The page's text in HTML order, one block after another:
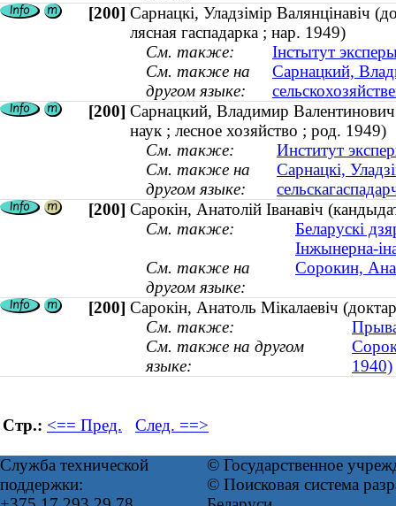
[200] Сарнацкі, Уладзімір Валянцінавіч
лясная гаспадарка ; нар. 1949)
См. также:
Інстытут
См. также на
другом языке:
Сарнацкий,
[200] Сарнацкий, Владимир Валентинович
наук ; лесное хозяйство ; род. 1949)
См. также:
Институт
См. также на
другом языке:
Сарнацкі,
[200] Сарокін, Анатолій Іванавіч
См. также:
Беларускі
Інжынерна-
См. также на
другом языке:
Сорокин,
[200] Сарокін, Анатоль Мікалаевіч
См. также:
См. также на другом
языке:
1940)
Стр.: <== Пред. След. ==>
Служба технической
поддержки:
© Государственное
© Поисковая система